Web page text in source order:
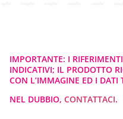
IMPORTANTE: I
INDICATIVI; IL PRODOTTO
CON L’IMMAGINE ED I DATI
NEL DUBBIO, CONTATTACI.